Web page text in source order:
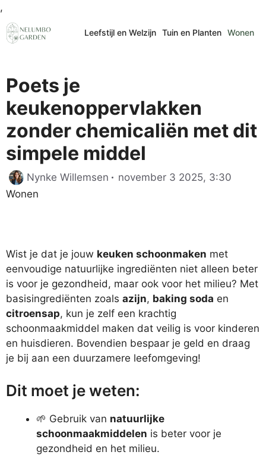
,
naar
de
Leefstijl en Welzijn Tuin en Planten Wonen
Poets je
keukenoppervlakken
zonder chemicaliën met dit
simpele middel
Nynke Willemsen november 3 2025, 3:30
Wonen
Wist je dat je jouw keuken schoonmaken met
eenvoudige natuurlijke ingrediënten niet alleen beter
is voor je gezondheid, maar ook voor het milieu? Met
basisingrediënten zoals azijn, baking soda en
citroensap, kun je zelf een krachtig
schoonmaakmiddel maken dat veilig is voor kinderen
en huisdieren. Bovendien bespaar je geld en draag
je bij aan een duurzamere leefomgeving!
Dit moet je weten:
🌱 Gebruik van natuurlijke
schoonmaakmiddelen is beter voor je
gezondheid en het milieu.